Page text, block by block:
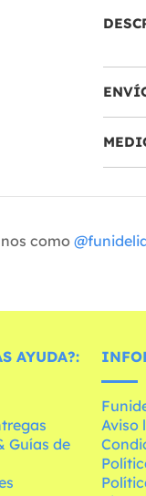
como
AYUDA?:
Guías de
Aviso